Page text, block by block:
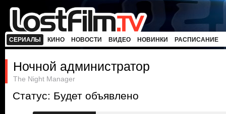
СЕРИАЛЫ КИНО НОВОСТИ ВИДЕО НОВИНКИ РАСПИСАНИЕ
Ночной администратор
The Night Manager
Статус: Будет объявлено